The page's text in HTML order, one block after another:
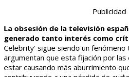
Publicidad
La obsesión de la televisión
generado tanto interés como
Celebrity’ sigue siendo un
argumentan que esta fijación por
estar causando más aburrimiento